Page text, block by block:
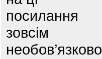
посилання
зовсім
необов’язково